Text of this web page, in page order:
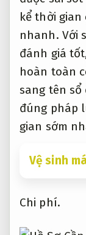
kể thời
nhanh. Với
đánh giá
hoàn toàn
sang tên sổ
đúng pháp
gian sớm
Vệ sinh
Chi phí.